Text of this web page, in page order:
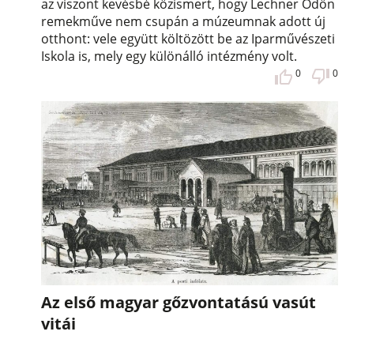
az viszont kevésbé közismert, hogy Lechner Ödön
remekműve nem csupán a múzeumnak adott új
otthont: vele együtt költözött be az Iparművészeti
Iskola is, mely egy különálló intézmény volt.
0 0
Az első magyar gőzvontatású vasút
vitái